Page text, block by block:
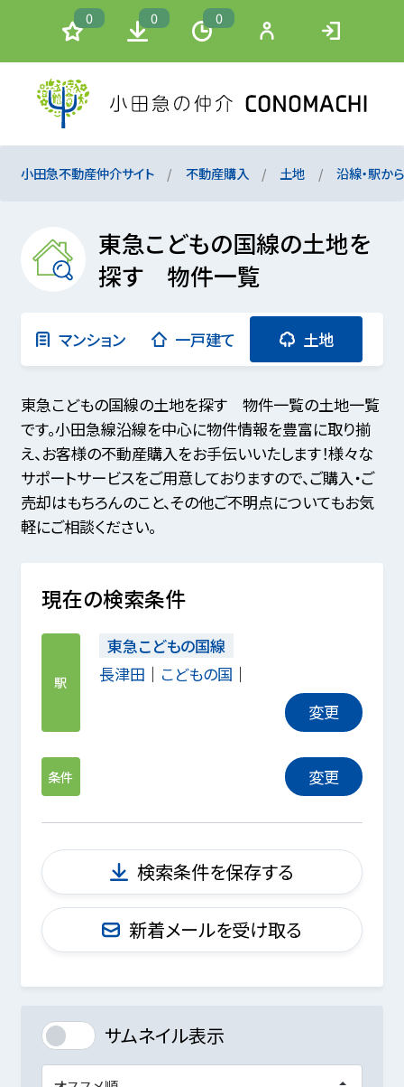
0 0 0
小田急不動産仲介サイト 不動産購入 土地 沿線・駅か
東急こどもの国線の土地を
探す 物件一覧
マンション 一戸建て 土地
東急こどもの国線の土地を探す 物件一覧の土地一覧
です。小田急線沿線を中心に物件情報を豊富に取り揃
え、お客様の不動産購入をお手伝いいたします！様々な
サポートサービスをご用意しておりますので、ご購入・ご
売却はもちろんのこと、その他ご不明点についてもお気
軽にご相談ください。
現在の検索条件
駅
東急こどもの国線
長津田
こどもの国
変更
条件 変更
検索条件を保存する
新着メールを受け取る
サムネイル表示